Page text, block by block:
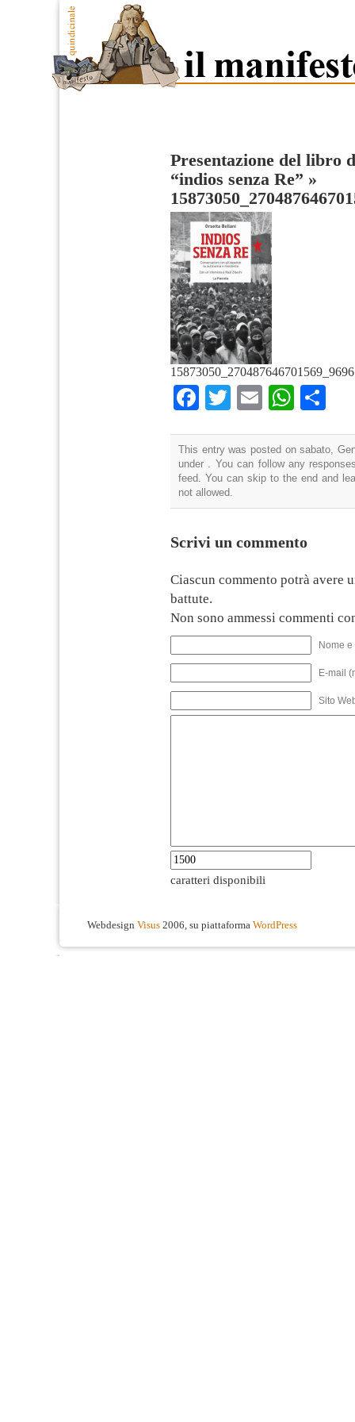
Presentazione del libro
“indios senza Re” »
Facebook
TwitterEmail
This entry was posted on sabato,
under . You can follow any
feed. You can skip to the end and
not allowed.
Scrivi un commento
Ciascun commento potrà avere
battute.
Non sono ammessi commenti
Nome
E-mail
Sito
caratteri disponibili
Webdesign Visus 2006, su piattaforma WordPress